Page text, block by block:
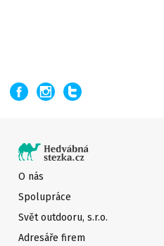
O nás
Spolupráce
Svět outdooru, s.r.o.
Adresáře firem